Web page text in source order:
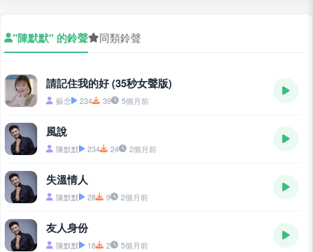
"陳默默" 的鈴聲 同類鈴聲
請記住我的好 (35秒女聲版)
蘇念 234 39 5個月前
風說
陳默默 234 24 2個月前
失溫情人
陳默默 28 9 2個月前
友人身份
陳默默 18 2 5個月前